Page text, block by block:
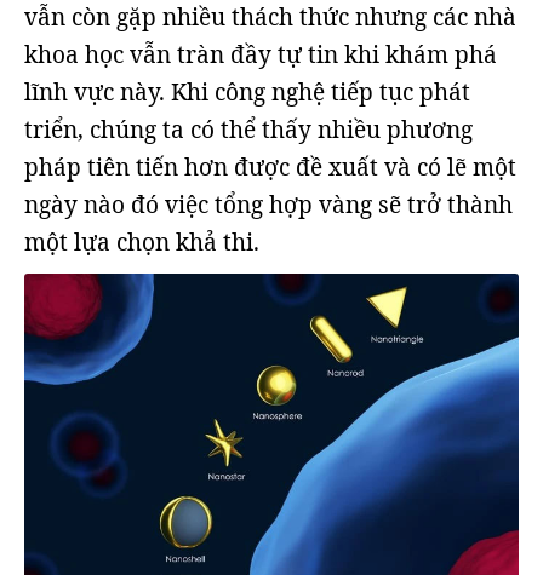
vẫn còn gặp nhiều thách thức nhưng các nhà
khoa học vẫn tràn đầy tự tin khi khám phá
lĩnh vực này. Khi công nghệ tiếp tục phát
triển, chúng ta có thể thấy nhiều phương
pháp tiên tiến hơn được đề xuất và có lẽ một
ngày nào đó việc tổng hợp vàng sẽ trở thành
một lựa chọn khả thi.